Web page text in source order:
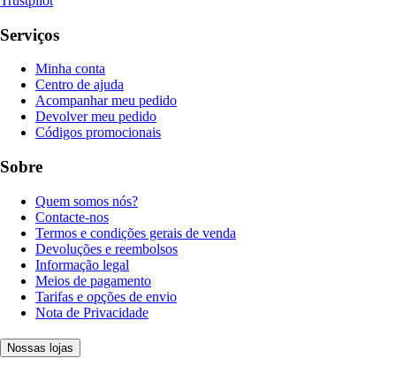
Serviços
Minha conta
Centro de ajuda
Acompanhar meu pedido
Devolver meu pedido
Códigos promocionais
Sobre
Quem somos nós?
Contacte-nos
Termos e condições gerais de venda
Devoluções e reembolsos
Informação legal
Meios de pagamento
Tarifas e opções de envio
Nota de Privacidade
Nossas lojas